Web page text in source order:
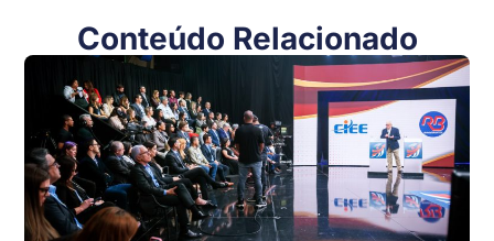
Conteúdo Relacionado